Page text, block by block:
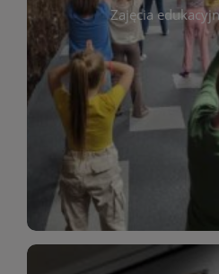
Zajęcia
Dla
To miejsce stworzone z
czytelnikach i ich
informacje o zajęciach
plastycznych i spotkaniach
dzieci. Biblioteka oferuje